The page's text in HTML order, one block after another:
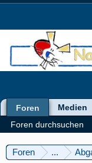
Foren ...
Foren
Foren durchsuchen
Medien